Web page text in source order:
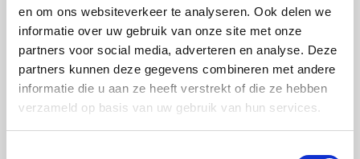
en om ons websiteverkeer te analyseren. Ook delen we
informatie over uw gebruik van onze site met onze
partners voor social media, adverteren en analyse. Deze
partners kunnen deze gegevens combineren met andere
informatie die u aan ze heeft verstrekt of die ze hebben
verzameld op basis van uw gebruik van hun services.
Sarenza Weekendesk Schiesser Interhome